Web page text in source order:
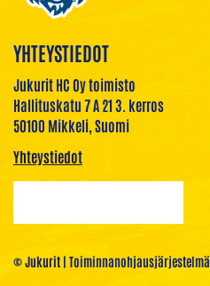
YHTEYSTIEDOT
Jukurit HC Oy toimisto
Hallituskatu 7 A 21 3. kerros
50100 Mikkeli, Suomi
Yhteystiedot
© Jukurit | Toiminnanohjausjärjestelmä